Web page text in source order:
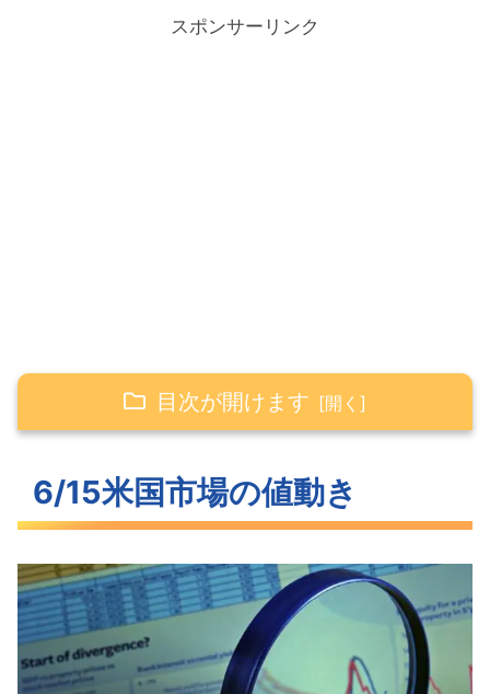
スポンサーリンク
目次が開けます
利上げを織り込んだ米国市場は大きく
一旦は落ち着いた長期金利
微妙にしか下がらなかったVIX
S&P500ヒートマップ
6/15米国市場の値動き